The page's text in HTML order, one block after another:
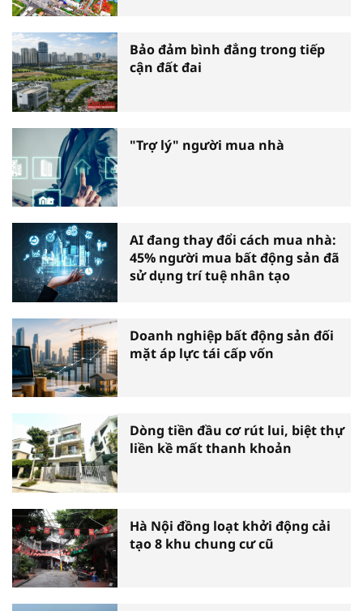
Bảo đảm bình đẳng trong tiếp
cận đất đai
"Trợ lý" người mua nhà
AI đang thay đổi cách mua nhà:
45% người mua bất động sản đã
sử dụng trí tuệ nhân tạo
Doanh nghiệp bất động sản đối
mặt áp lực tái cấp vốn
Dòng tiền đầu cơ rút lui, biệt thự
liền kề mất thanh khoản
Hà Nội đồng loạt khởi động cải
tạo 8 khu chung cư cũ